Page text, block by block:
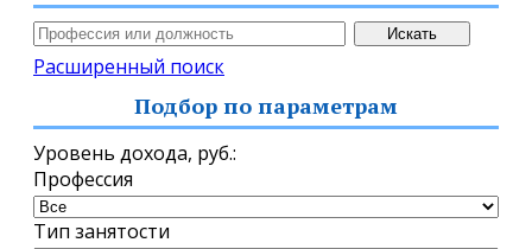
Расширенный поиск
Подбор по параметрам
Уровень дохода, руб.:
Профессия
Тип занятости